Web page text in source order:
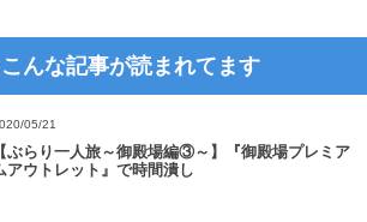
んな記事が読まれてます
05/21
【ぶらり一人旅～御殿場編③～】『御殿場プレミア
アウトレット』で時間潰し